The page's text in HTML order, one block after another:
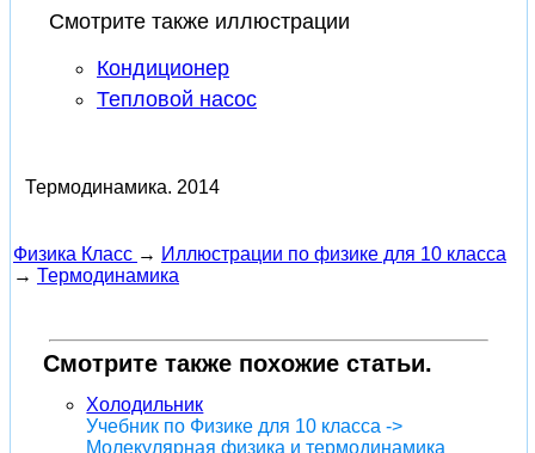
Смотрите также иллюстрации
Кондиционер
Тепловой насос
Термодинамика. 2014
Физика Класс → Иллюстрации по физике для 10 класса
→ Термодинамика
Смотрите также похожие статьи.
Холодильник
Учебник по Физике для 10 класса ->
Молекулярная физика и термодинамика